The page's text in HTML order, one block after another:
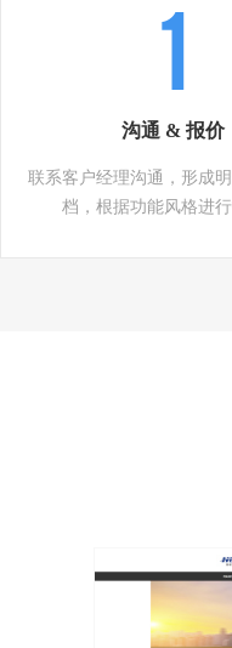
沟通 & 报价
联系客户经理沟通，形成
档，根据功能风格进行